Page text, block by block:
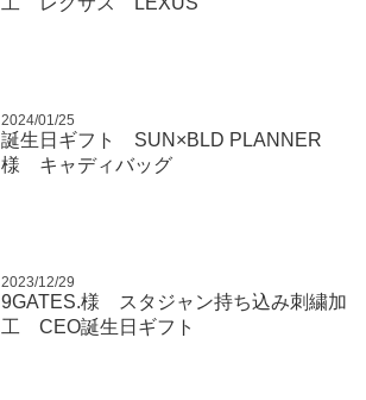
2024/01/25
誕生日ギフト SUN×BLD PLANNER
様 キャディバッグ
2023/12/29
9GATES.様 スタジャン持ち込み刺繍加
工 CEO誕生日ギフト